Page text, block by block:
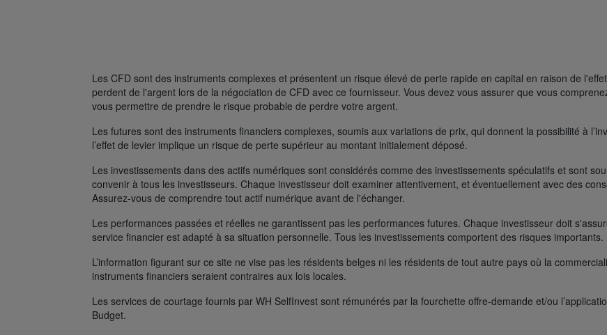
Les CFD sont des instruments complexes et présentent un risque élevé de perte rapide en capital en raison de
perdent de l'argent lors de la négociation de CFD avec ce fournisseur. Vous devez vous assurer que vous
vous permettre de prendre le risque probable de perdre votre argent.
Les futures sont des instruments financiers complexes, soumis aux variations de prix, qui donnent la possibilité à
l’effet de levier implique un risque de perte supérieur au montant initialement déposé.
Les investissements dans des actifs numériques sont considérés comme des investissements spéculatifs et sont
convenir à tous les investisseurs. Chaque investisseur doit examiner attentivement, et éventuellement avec des
Assurez-vous de comprendre tout actif numérique avant de l'échanger.
Les performances passées et réelles ne garantissent pas les performances futures. Chaque investisseur doit
service financier est adapté à sa situation personnelle. Tous les investissements comportent des risques
L’information figurant sur ce site ne vise pas les résidents belges ni les résidents de tout autre pays où la
instruments financiers seraient contraires aux lois locales.
Les services de courtage fournis par WH SelfInvest sont rémunérés par la fourchette offre-demande et/ou
Budget.